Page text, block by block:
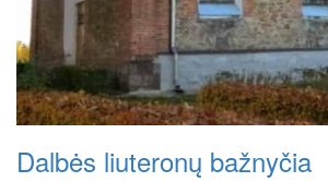
Dalbės liuteronų bažnyčia